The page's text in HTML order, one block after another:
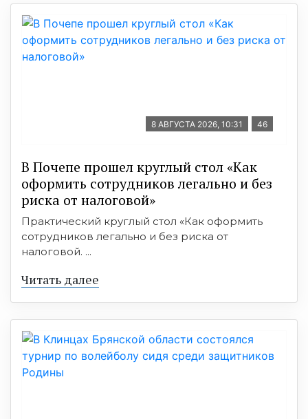
8 АВГУСТА 2026, 10:31 46
В Почепе прошел круглый стол «Как
оформить сотрудников легально и без
риска от налоговой»
Практический круглый стол «Как оформить
сотрудников легально и без риска от
налоговой. ...
Читать далее